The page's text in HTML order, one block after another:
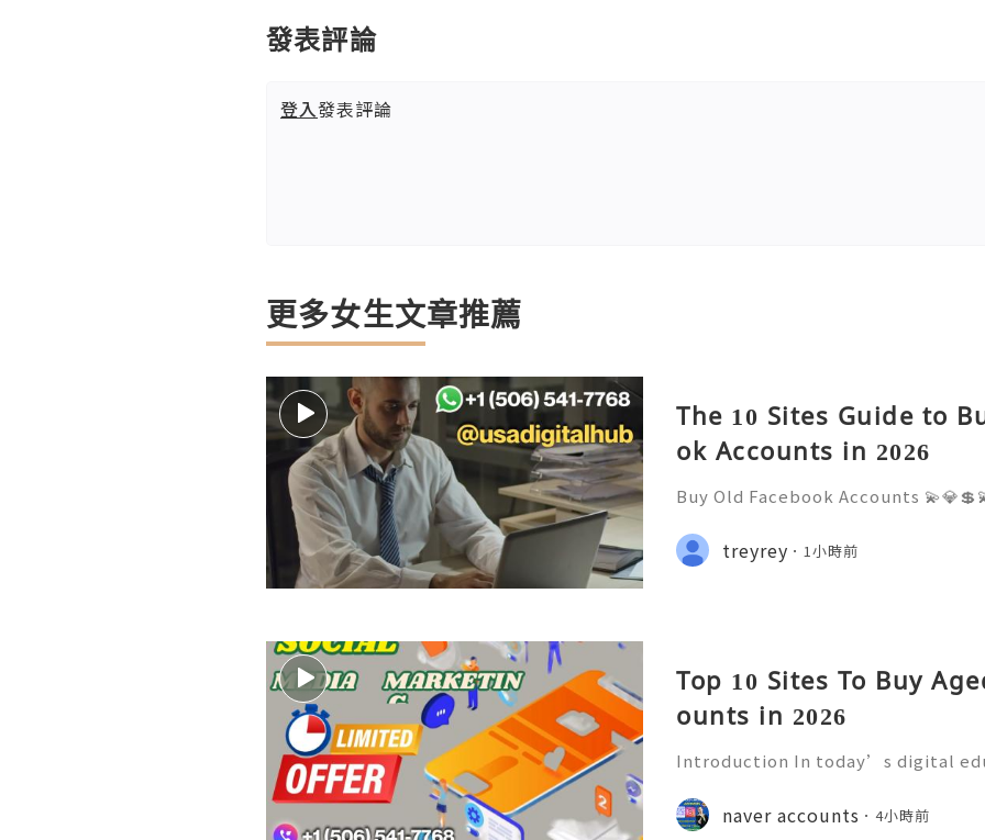
發表評論
登入發表評論
更多女生文章推薦
The 10 Sites Guide to
ok Accounts in 2026
Buy Old Facebook Accounts
68 💫💎💲💫🌐✨💎Telegram:
cord: usadigitalhub
treyrey 1小時前
Top 10 Sites To Buy
ounts in 2026
Introduction In today’s digital
Educational institutions around
d email accounts to stude
naver accounts 4小時前